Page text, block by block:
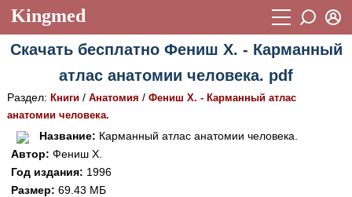
Kingmed
Учебный материал
Видеогалерея 899
Фотогалерея (1906)
Истории болезней
Лекции и презентации
Пароль
Восстановить пароль
Регистрация
Скачать бесплатно Фениш Х. - Карманный
атлас анатомии человека. pdf
Раздел: Книги/ Анатомия / Фениш Х. - Карманный атлас
анатомии человека.
Название: Карманный атлас анатомии человека.
Автор: Фениш Х.
Год издания: 1996
Размер: 69.43 МБ